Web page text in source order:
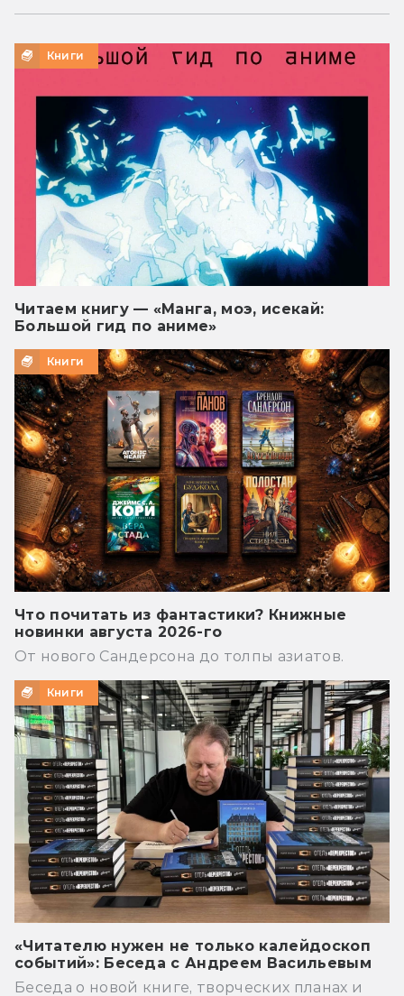
Книги
Читаем книгу — «Манга, моэ, исекай:
Большой гид по аниме»
Книги
Что почитать из фантастики? Книжные
новинки августа 2026-го
От нового Сандерсона до толпы азиатов.
Книги
«Читателю нужен не только калейдоскоп
событий»: Беседа с Андреем Васильевым
Беседа о новой книге, творческих планах и